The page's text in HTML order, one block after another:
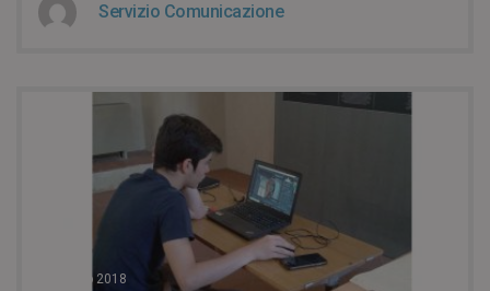
Servizio Comunicazione
14 Luglio 2018